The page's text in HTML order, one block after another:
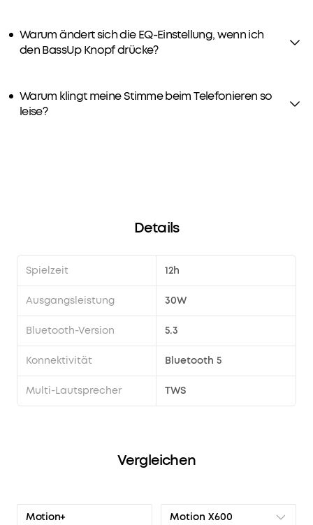
Warum ändert sich die EQ-Einstellung, wenn ich
den BassUp Knopf drücke?
Warum klingt meine Stimme beim Telefonieren so
leise?
Details
Spielzeit 12h
Ausgangsleistung 30W
Bluetooth-Version 5.3
Konnektivität Bluetooth 5
Multi-Lautsprecher TWS
Vergleichen
Motion+ Motion X600